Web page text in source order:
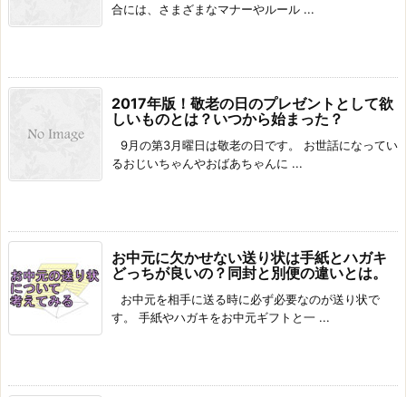
合には、さまざまなマナーやルール ...
2017年版！敬老の日のプレゼントとして欲
しいものとは？いつから始まった？
9月の第3月曜日は敬老の日です。 お世話になってい
るおじいちゃんやおばあちゃんに ...
お中元に欠かせない送り状は手紙とハガキ
どっちが良いの？同封と別便の違いとは。
お中元を相手に送る時に必ず必要なのが送り状で
す。 手紙やハガキをお中元ギフトと一 ...